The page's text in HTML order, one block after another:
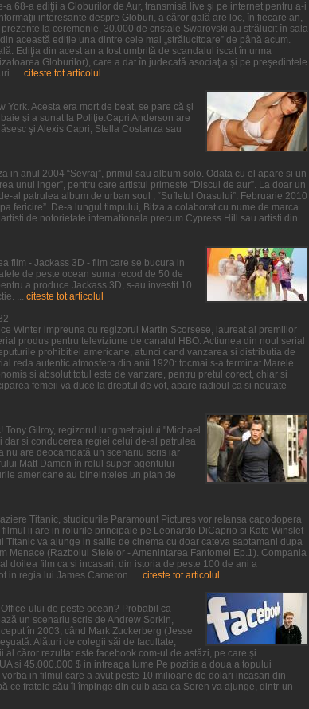
68-a ediţii a Globurilor de Aur, transmisă live şi pe internet pentru a-i
interesante despre Globuri, a căror gală are loc, în fiecare an,
la ceremonie, 30.000 de cristale Swarovski au strălucit în sala
această ediţie una dintre cele mai „strălucitoare” de până acum.
Ediţia din acest an a fost umbrită de scandalul iscat în urma
Globurilor), care a dat în judecată asociaţia şi pe preşedintele
... citeste tot articolul
Acesta era mort de beat, se pare că şi
şi a sunat la Poliţie.Capri Anderson are
şi Alexis Capri, Stella Costanza sau
anul 2004 “Sevraj”, primul sau album solo. Odata cu el apare si un
unui inger”, pentru care artistul primeste “Discul de aur”. La doar un
al patrulea album de urban soul , “Sufletul Orasului”. Februarie 2010
fericire”. De-a lungul timpului, Bitza a colaborat cu nume de marca
de notorietate internationala precum Cypress Hill sau artisti din
film - Jackass 3D - film care se bucura in
de peste ocean suma recod de 50 de
a produce Jackass 3D, s-au investit 10
... citeste tot articolul
Winter impreuna cu regizorul Martin Scorsese, laureat al premiilor
produs pentru televiziune de canalul HBO. Actiunea din noul serial
prohibitiei americane, atunci cand vanzarea si distributia de
reda autentic atmosfera din anii 1920: tocmai s-a terminat Marele
si absolut totul este de vanzare, pentru pretul corect, chiar si
femeii va duce la dreptul de vot, apare radioul ca si noutate
Gilroy, regizorul lungmetrajului "Michael
dar si conducerea regiei celui de-al patrulea
nu are deocamdată un scenariu scris iar
Matt Damon în rolul super-agentului
americane au bineinteles un plan de
Titanic, studiourile Paramount Pictures vor relansa capodopera
ii are in rolurile principale pe Leonardo DiCaprio si Kate Winslet
va ajunge in salile de cinema cu doar cateva saptamani dupa
Menace (Razboiul Stelelor - Amenintarea Fantomei Ep.1). Compania
doilea film ca si incasari, din istoria de peste 100 de ani a
in regia lui James Cameron. ... citeste tot articolul
ului de peste ocean? Probabil ca
un scenariu scris de Andrew Sorkin,
în 2003, când Mark Zuckerberg (Jesse
Alături de colegii săi de facultate,
căror rezultat este facebook.com-ul de astăzi, pe care şi
si 45.000.000 $ in intreaga lume Pe pozitia a doua a topului
in filmul care a avut peste 10 milioane de dolari incasari din
ce fratele său îl împinge din cuib asa ca Soren va ajunge, dintr-un